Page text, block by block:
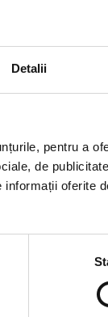
Detalii
pentru a
de
oferite
de sănătate,
o alegere
susține
transport și
sunt
și cea